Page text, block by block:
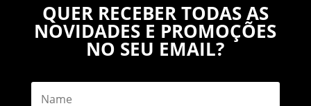
QUER RECEBER TODAS AS
NOVIDADES E PROMOÇÕES
NO SEU EMAIL?